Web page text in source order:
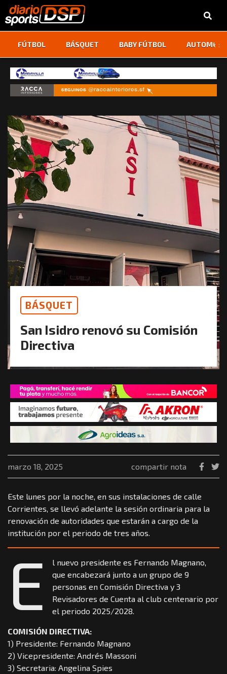
FÚTBOL BÁSQUET BABY FÚTBOL ‹ ›
BÁSQUET
San Isidro renovó su Comisión
Directiva
marzo 18, 2025 compartir nota
Este lunes por la noche, en sus instalaciones de calle
Corrientes, se llevó adelante la sesión ordinaria para la
renovación de autoridades que estarán a cargo de la
institución por el periodo de tres años.
E
l nuevo presidente es Fernando Magnano,
que encabezará junto a un grupo de 9
personas en Comisión Directiva y 3
Revisadores de Cuenta al club centenario por
el periodo 2025/2028.
COMISIÓN DIRECTIVA:
1) Presidente: Fernando Magnano
2) Vicepresidente: Andrés Massoni
3) Secretaria: Angelina Spies